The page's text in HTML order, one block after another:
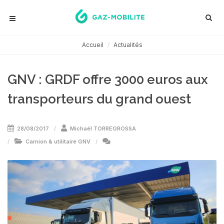
Accueil Actualités
GNV : GRDF offre 3000 euros aux
transporteurs du grand ouest
28/08/2017
Michaël TORREGROSSA
Camion & utilitaire GNV